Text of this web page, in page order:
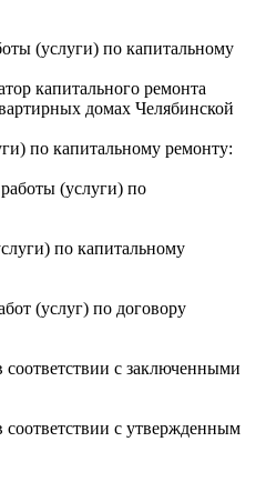
(услуги) по капитальному
капитального ремонта
домах Челябинской
по капитальному ремонту:
(услуги) по
по капитальному
(услуг) по договору
с заключенными
с утвержденным